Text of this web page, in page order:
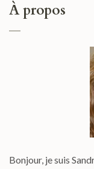
À propos
Bonjour, je suis